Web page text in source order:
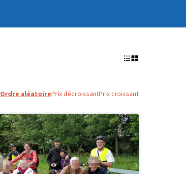
Ordre aléatoirePrix décroissantPrix croissant